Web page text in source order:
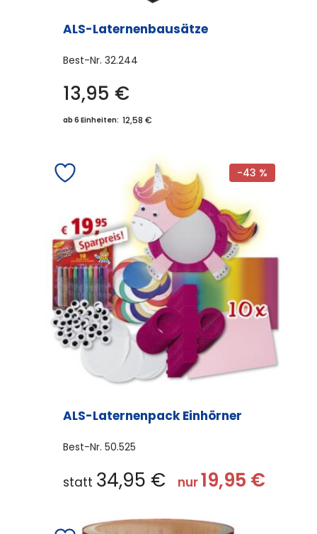
ALS-Laternenbausätze
Best-Nr. 32.244
13,95 €
ab 6 Einheiten: 12,58 €
-43 %
ALS-Laternenpack Einhörner
Best-Nr. 50.525
statt 34,95 € nur19,95 €